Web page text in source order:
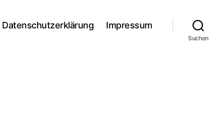
Datenschutzerklärung Impressum
Suchen